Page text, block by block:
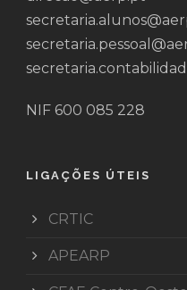
NIF 600 085 228
LIGAÇÕES ÚTEIS
CRTIC
APEARP